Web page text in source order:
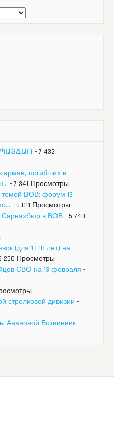
ՊԱՏՃԱՌ - 7 432
армян, погибших в
- 7 341 Просмотры
ВОВ: форум 13
- 6 011 Просмотры
Сарнахбюр в ВОВ - 5 740
(для 13-18 лет) на
250 Просмотры
СВО на 13 февраля -
стрелковой дивизии -
Анановой-Ботвинник -